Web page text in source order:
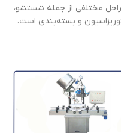
مختلفی از جمله شستشو،
و بسته‌بندی است.